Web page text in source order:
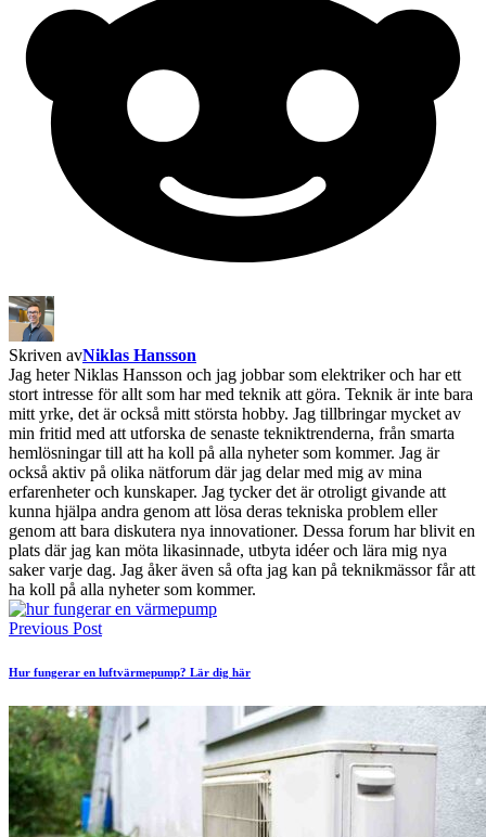
Skriven avNiklas Hansson
Jag heter Niklas Hansson och jag jobbar som elektriker och har ett
stort intresse för allt som har med teknik att göra. Teknik är inte bara
mitt yrke, det är också mitt största hobby. Jag tillbringar mycket av
min fritid med att utforska de senaste tekniktrenderna, från smarta
hemlösningar till att ha koll på alla nyheter som kommer. Jag är
också aktiv på olika nätforum där jag delar med mig av mina
erfarenheter och kunskaper. Jag tycker det är otroligt givande att
kunna hjälpa andra genom att lösa deras tekniska problem eller
genom att bara diskutera nya innovationer. Dessa forum har blivit en
plats där jag kan möta likasinnade, utbyta idéer och lära mig nya
saker varje dag. Jag åker även så ofta jag kan på teknikmässor får att
ha koll på alla nyheter som kommer.
Previous Post
Hur fungerar en luftvärmepump? Lär dig här